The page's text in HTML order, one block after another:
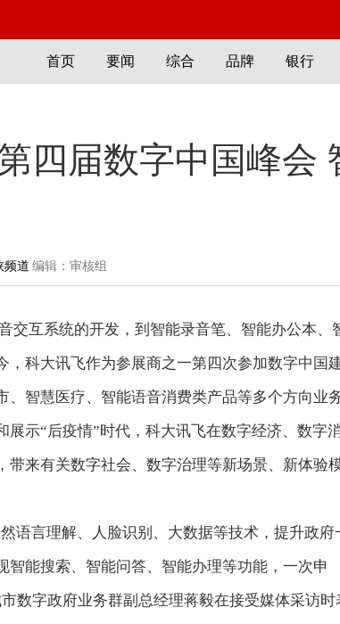
首页 要闻 综合 品牌 银行
四届数字中国峰会
频道 编辑：审核组
交互系统的开发，到智能录音笔、智能办公本、
，科大讯飞作为参展商之一第四次参加数字中国
、智慧医疗、智能语音消费类产品等多个方向业
展示“后疫情”时代，科大讯飞在数字经济、数字
带来有关数字社会、数字治理等新场景、新体验
语言理解、人脸识别、大数据等技术，提升政府
智能搜索、智能问答、智能办理等功能，一次申
数字政府业务群副总经理蒋毅在接受媒体采访时